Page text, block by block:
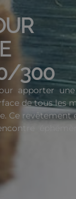
300
apporter
de tous les
Ce revêtement